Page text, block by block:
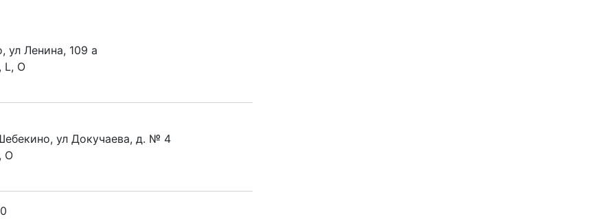
ул Ленина, 109 а
L, O
ул Докучаева, д. № 4
O